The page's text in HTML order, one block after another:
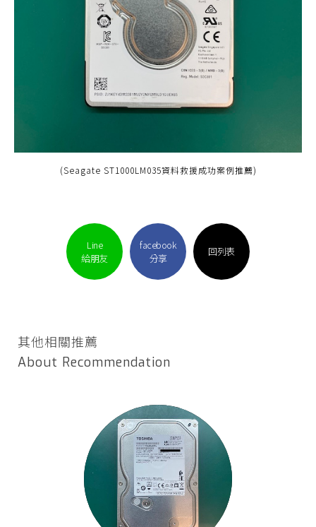
(Seagate ST1000LM035資料救援成功案例推薦)
Line
給朋友
facebook
分享
回列表
其他相關推薦
About Recommendation